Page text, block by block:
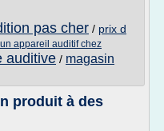
pas cher / prix d
appareil auditif chez
auditive / magasin
produit à des